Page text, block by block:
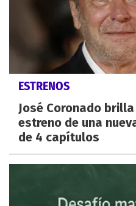
ESTRENOS
José Coronado
estreno de una
de 4 capítulos